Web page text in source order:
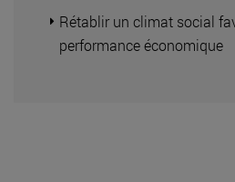
Rétablir un climat social
performance économique